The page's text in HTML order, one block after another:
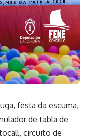
festa da escuma,
de tabla de
circuito de